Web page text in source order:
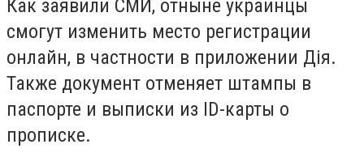
Как заявили СМИ, отныне украинцы
смогут изменить место регистрации
онлайн, в частности в приложении Дія.
Также документ отменяет штампы в
паспорте и выписки из ID-карты о
прописке.